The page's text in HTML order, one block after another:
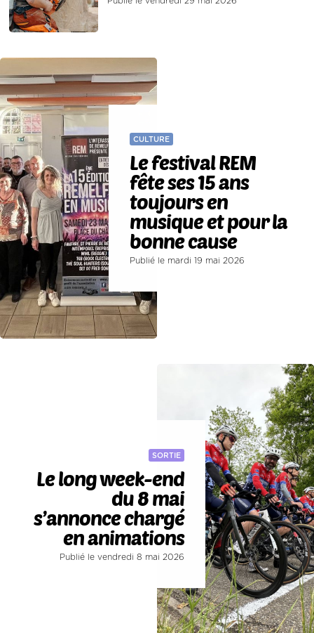
CULTURE
Le festival REM
fête ses 15 ans
toujours en
musique et pour la
bonne cause
Publié le mardi 19 mai 2026
SORTIE
Le long week-end
du 8 mai
s’annonce chargé
en animations
Publié le vendredi 8 mai 2026